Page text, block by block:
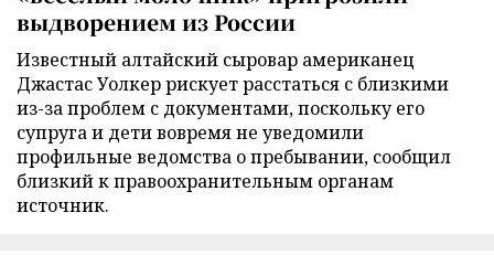
выдворением из России
Известный алтайский сыровар американец
Джастас Уолкер рискует расстаться с близкими
из-за проблем с документами, поскольку его
супруга и дети вовремя не уведомили
профильные ведомства о пребывании, сообщил
близкий к правоохранительным органам
источник.